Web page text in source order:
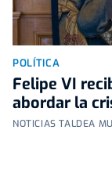
POLÍTICA
Felipe VI
abordar la
NOTICIAS TALDEA